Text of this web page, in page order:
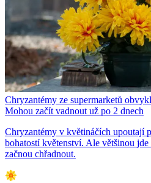
Chryzantémy ze supermarketů
Mohou začít vadnout už po 2 dnech
Chryzantémy v květináčích upoutají
bohatostí květenství. Ale většinou
začnou chřadnout.